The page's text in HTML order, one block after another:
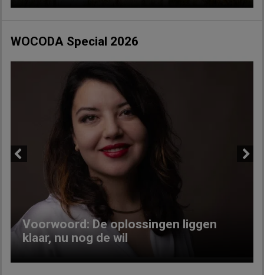
WOCODA Special 2026
Voorwoord: De oplossingen liggen
klaar, nu nog de wil